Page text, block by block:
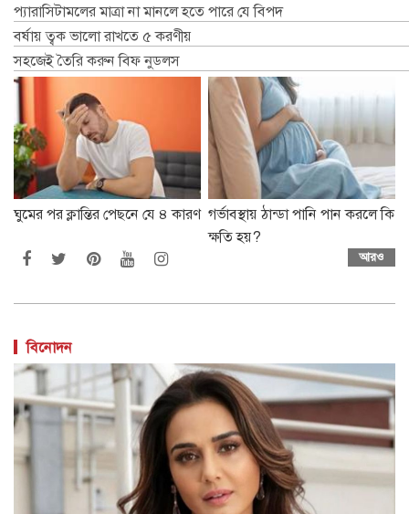
প্যারাসিটামলের মাত্রা না মানলে হতে পারে যে বিপদ
বর্ষায় ত্বক ভালো রাখতে ৫ করণীয়
সহজেই তৈরি করুন বিফ নুডলস
ঘুমের পর ক্লান্তির পেছনে যে ৪ কারণ গর্ভাবস্থায় ঠান্ডা পানি পান করলে কি
ক্ষতি হয়?
আরও
বিনোদন